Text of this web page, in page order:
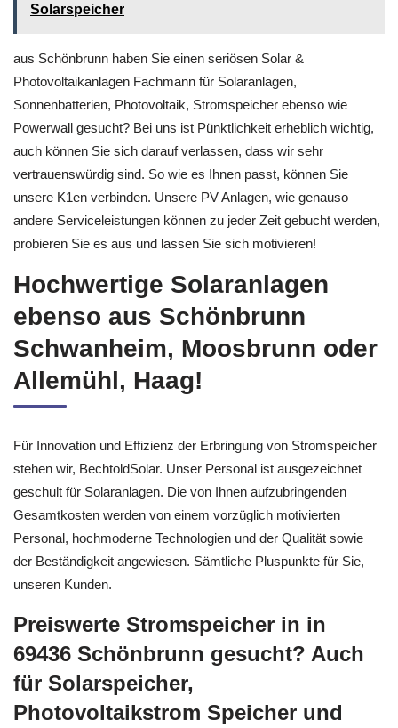
Solarspeicher
aus Schönbrunn haben Sie einen seriösen Solar &
Photovoltaikanlagen Fachmann für Solaranlagen,
Sonnenbatterien, Photovoltaik, Stromspeicher ebenso wie
Powerwall gesucht? Bei uns ist Pünktlichkeit erheblich wichtig,
auch können Sie sich darauf verlassen, dass wir sehr
vertrauenswürdig sind. So wie es Ihnen passt, können Sie
unsere K1en verbinden. Unsere PV Anlagen, wie genauso
andere Serviceleistungen können zu jeder Zeit gebucht werden,
probieren Sie es aus und lassen Sie sich motivieren!
Hochwertige Solaranlagen
ebenso aus Schönbrunn
Schwanheim, Moosbrunn oder
Allemühl, Haag!
Für Innovation und Effizienz der Erbringung von Stromspeicher
stehen wir, BechtoldSolar. Unser Personal ist ausgezeichnet
geschult für Solaranlagen. Die von Ihnen aufzubringenden
Gesamtkosten werden von einem vorzüglich motivierten
Personal, hochmoderne Technologien und der Qualität sowie
der Beständigkeit angewiesen. Sämtliche Pluspunkte für Sie,
unseren Kunden.
Preiswerte Stromspeicher in in
69436 Schönbrunn gesucht? Auch
für Solarspeicher,
Photovoltaikstrom Speicher und